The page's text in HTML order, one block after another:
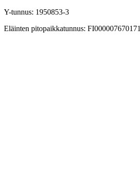
Y-tunnus: 1950853-3
Eläinten pitopaikkatunnus: FI000007670171